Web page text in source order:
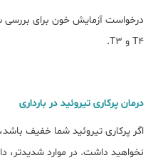
T4 و T3.
درمان پرکاری تیروئید در بارداری
اگر پرکاری تیروئید شما خفیف باشد،
نخواهید داشت. در موارد شدیدتر،